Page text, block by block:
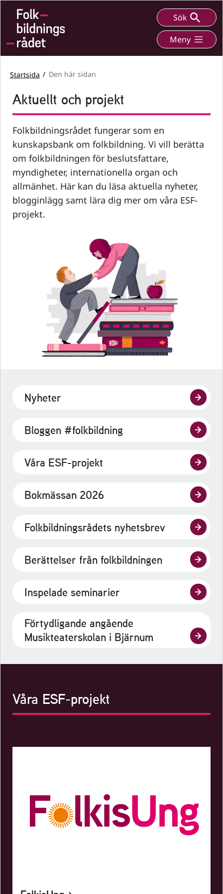
Sök
Meny
Startsida Den här sidan
Aktuellt och projekt
Folkbildningsrådet fungerar som en
kunskapsbank om folkbildning. Vi vill berätta
om folkbildningen för beslutsfattare,
myndigheter, internationella organ och
allmänhet. Här kan du läsa aktuella nyheter,
blogginlägg samt lära dig mer om våra ESF-
projekt.
Nyheter
Bloggen #folkbildning
Våra ESF-projekt
Bokmässan 2026
Folkbildningsrådets nyhetsbrev
Berättelser från folkbildningen
Inspelade seminarier
Förtydligande angående
Musikteaterskolan i Bjärnum
Våra ESF-projekt